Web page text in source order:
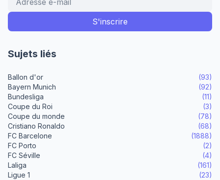
Sujets liés
Ballon d'or
(93)
Bayern Munich
(92)
Bundesliga
(11)
Coupe du Roi
(3)
Coupe du monde
(78)
Cristiano Ronaldo
(68)
FC Barcelone
(1888)
FC Porto
(2)
FC Séville
(4)
Laliga
(161)
Ligue 1
(23)